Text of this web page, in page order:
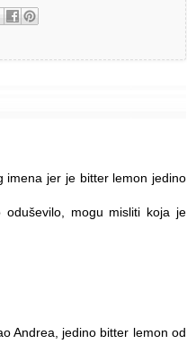
imena jer je bitter lemon jedino
mogu misliti koja je
Andrea, jedino bitter lemon od